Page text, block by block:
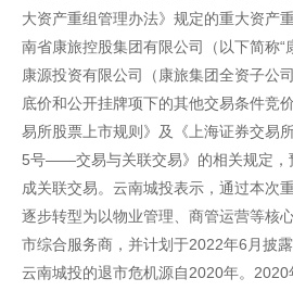
大资产重组管理办法》规定的重大资产
南省康旅控股集团有限公司（以下简称“
康源投资有限公司（康旅集团全资子公
底价和公开挂牌项下的其他交易条件竞
易所股票上市规则》及《上海证券交易
5号——交易与关联交易》的相关规定，
成关联交易。云南城投表示，通过本次
逐步转型为以物业管理、商管运营等核
市综合服务商，并计划于2022年6月披露
云南城投的退市危机源自2020年。2020